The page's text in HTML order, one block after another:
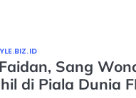
Sang
di Piala Dunia